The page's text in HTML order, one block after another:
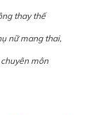
thay thế
nữ mang thai,
môn